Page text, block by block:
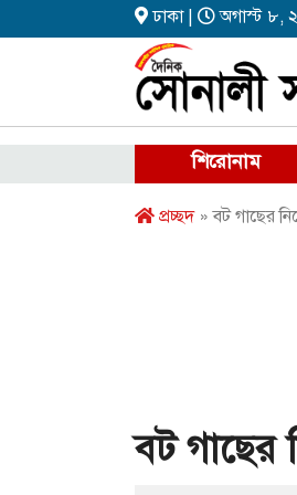
ঢাকা | অগাস্ট ৮,
শিরোনাম
প্রচ্ছদ» বট গাছের
বট গাছের